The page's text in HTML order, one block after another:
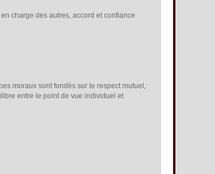
charge des autres, accord et confiance
moraux sont fondés sur le respect mutuel,
entre le point de vue individuel et